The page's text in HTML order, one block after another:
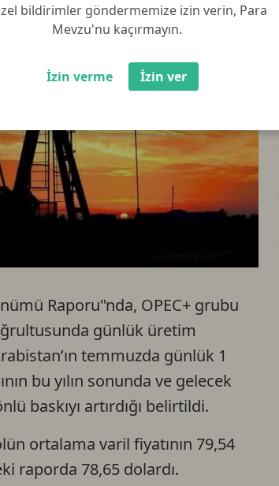
bildirimler göndermemize izin verin, Para
Mevzu'nu kaçırmayın.
İzin verme İzin ver
Raporu"nda, OPEC+ grubu
günlük üretim
temmuzda günlük 1
bu yılın sonunda ve gelecek
baskıyı artırdığı belirtildi.
ortalama varil fiyatının 79,54
raporda 78,65 dolardı.